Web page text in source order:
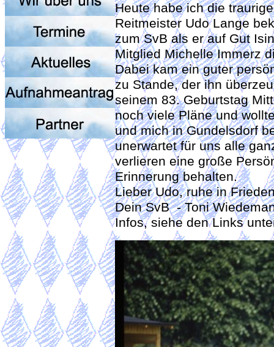
Heute habe ich die
Reitmeister Udo Lange
zum SvB als er auf Gut
Mitglied Michelle Immerz
Dabei kam ein guter
zu Stande, der ihn
seinem 83. Geburtstag
noch viele Pläne und
und mich in Gundelsdorf
unerwartet für uns alle
verlieren eine große
Erinnerung behalten.
Lieber Udo, ruhe in
Dein SvB - Toni
Infos, siehe den Links